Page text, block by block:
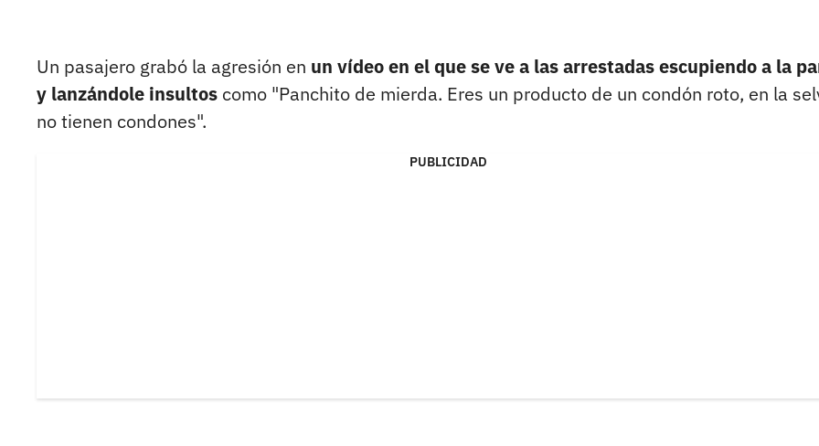
Un pasajero grabó la agresión en un vídeo en el que se ve a las arrestadas escupiendo a la
y lanzándole insultos como "Panchito de mierda. Eres un producto de un condón roto, en la
no tienen condones".
PUBLICIDAD